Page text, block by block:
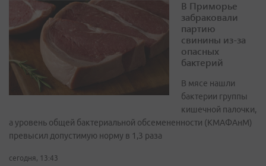
В Приморье
забраковали
партию
свинины из-за
опасных
бактерий
В мясе нашли
бактерии группы
кишечной палочки,
а уровень общей бактериальной обсемененности (КМАФАнМ)
превысил допустимую норму в 1,3 раза
сегодня, 13:43